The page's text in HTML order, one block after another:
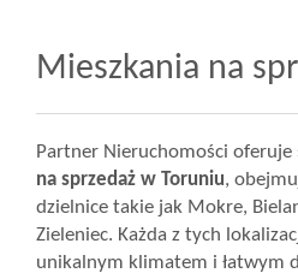
Mieszkania na
Partner Nieruchomości
na sprzedaż w Toruniu,
dzielnice takie jak Mokre,
Zieleniec. Każda z tych
unikalnym klimatem i łatwym